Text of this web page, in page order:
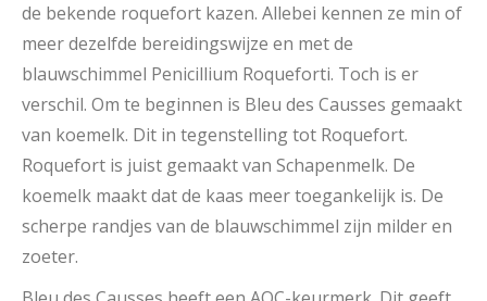
de bekende roquefort kazen. Allebei kennen ze min of
meer dezelfde bereidingswijze en met de
blauwschimmel Penicillium Roqueforti. Toch is er
verschil. Om te beginnen is Bleu des Causses gemaakt
van koemelk. Dit in tegenstelling tot Roquefort.
Roquefort is juist gemaakt van Schapenmelk. De
koemelk maakt dat de kaas meer toegankelijk is. De
scherpe randjes van de blauwschimmel zijn milder en
zoeter.